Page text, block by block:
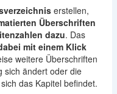
erstellen,
Überschriften
dazu. Das
mit einem Klick
weitere Überschriften
sich ändert oder die
das Kapitel befindet.